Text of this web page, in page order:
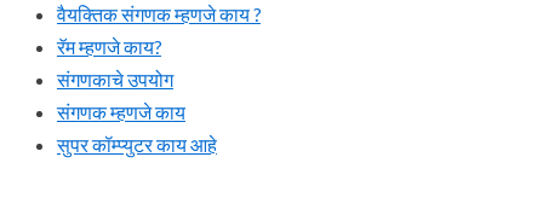
वैयक्तिक संगणक म्हणजे काय ?
रॅम म्हणजे काय?
संगणकाचे उपयोग
संगणक म्हणजे काय
सुपर कॉम्प्युटर काय आहे